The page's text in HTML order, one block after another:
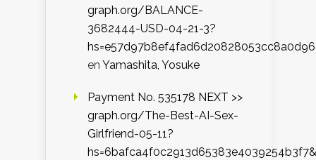
graph.org/BALANCE-
3682444-USD-04-21-3?
en Yamashita, Yosuke
Payment No. 535178 NEXT >>
graph.org/The-Best-AI-Sex-
Girlfriend-05-11?
hs=6bafca4f0c2913d65383e4039254b3f7&